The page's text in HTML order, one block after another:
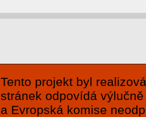
Tento projekt byl
stránek odpovídá
a Evropská komise